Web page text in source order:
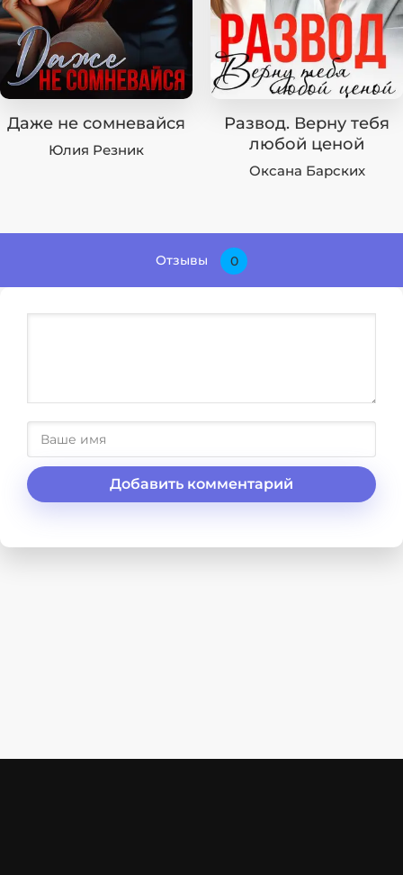
Даже не сомневайся
Юлия Резник
Развод. Верну тебя
любой ценой
Оксана Барских
Отзывы 0
Добавить комментарий